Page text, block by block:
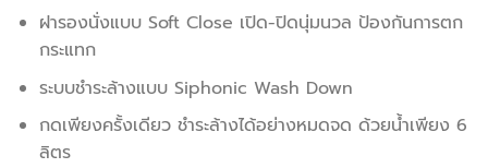
ฝารองนั่งแบบ Soft Close เปิด-ปิดนุ่มนวล ป้องกันการตก
กระแทก
ระบบชำระล้างแบบ Siphonic Wash Down
กดเพียงครั้งเดียว ชำระล้างได้อย่างหมดจด ด้วยน้ำเพียง 6
ลิตร